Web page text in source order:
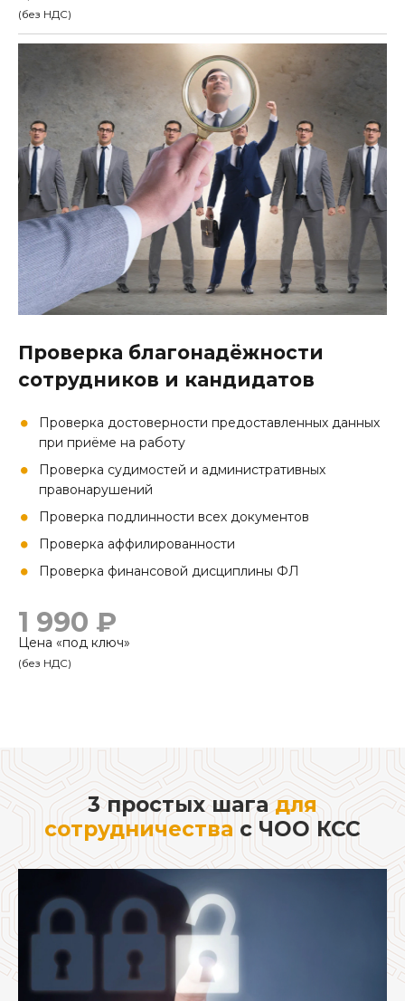
(без НДС)
Проверка благонадёжности
сотрудников и кандидатов
Проверка достоверности предоставленных данных
при приёме на работу
Проверка судимостей и административных
правонарушений
Проверка подлинности всех документов
Проверка аффилированности
Проверка финансовой дисциплины ФЛ
1 990 ₽
Цена «под ключ»
(без НДС)
3 простых шагадля
сотрудничества с ЧОО КСС